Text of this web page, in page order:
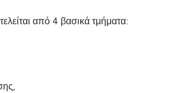
από 4 βασικά τμήματα: